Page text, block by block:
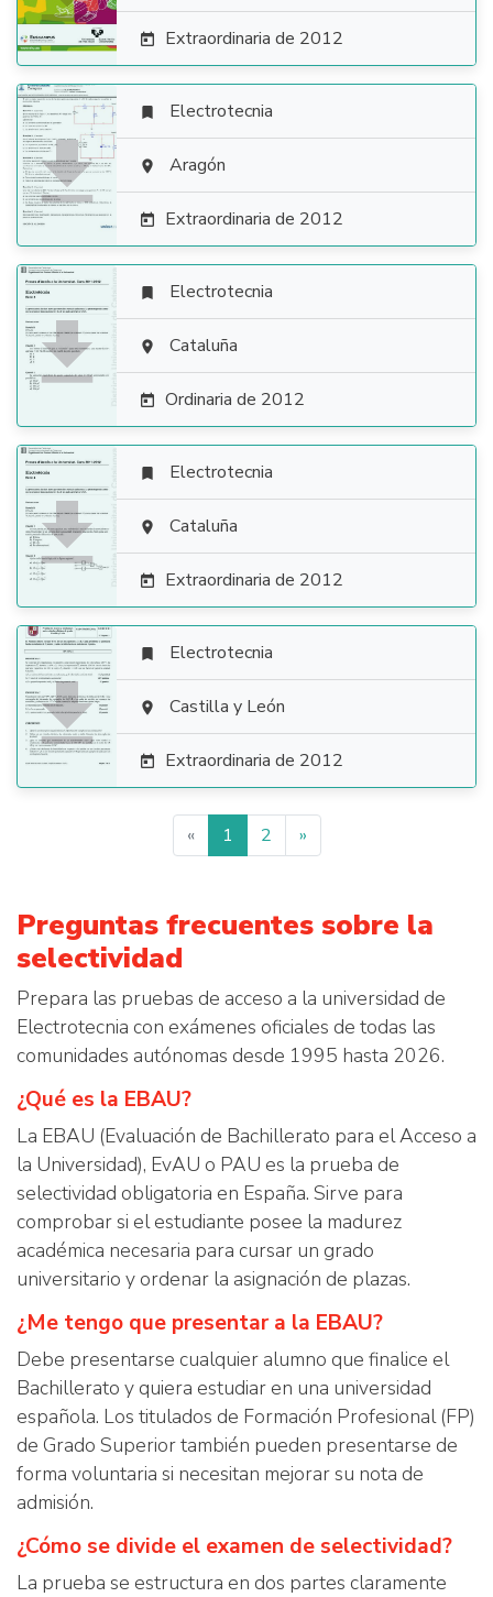
 Extraordinaria de 2012

 Electrotecnia
 Aragón
 Extraordinaria de 2012

 Electrotecnia
 Cataluña
 Ordinaria de 2012

 Electrotecnia
 Cataluña
 Extraordinaria de 2012

 Electrotecnia
 Castilla y León
 Extraordinaria de 2012
« 1 2 »
Preguntas frecuentes sobre la
selectividad
Prepara las pruebas de acceso a la universidad de
Electrotecnia con exámenes oficiales de todas las
comunidades autónomas desde 1995 hasta 2026.
¿Qué es la EBAU?
La EBAU (Evaluación de Bachillerato para el Acceso a
la Universidad), EvAU o PAU es la prueba de
selectividad obligatoria en España. Sirve para
comprobar si el estudiante posee la madurez
académica necesaria para cursar un grado
universitario y ordenar la asignación de plazas.
¿Me tengo que presentar a la EBAU?
Debe presentarse cualquier alumno que finalice el
Bachillerato y quiera estudiar en una universidad
española. Los titulados de Formación Profesional (FP)
de Grado Superior también pueden presentarse de
forma voluntaria si necesitan mejorar su nota de
admisión.
¿Cómo se divide el examen de selectividad?
La prueba se estructura en dos partes claramente